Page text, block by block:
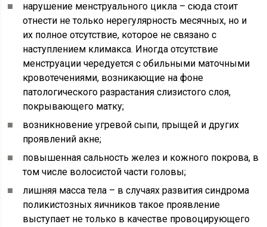
нарушение менструального цикла – сюда стоит
отнести не только нерегулярность месячных, но и
их полное отсутствие, которое не связано с
наступлением климакса. Иногда отсутствие
менструации чередуется с обильными маточными
кровотечениями, возникающие на фоне
патологического разрастания слизистого слоя,
покрывающего матку;
возникновение угревой сыпи, прыщей и других
проявлений акне;
повышенная сальность желез и кожного покрова, в
том числе волосистой части головы;
лишняя масса тела – в случаях развития синдрома
поликистозных яичников такое проявление
выступает не только в качестве провоцирующего